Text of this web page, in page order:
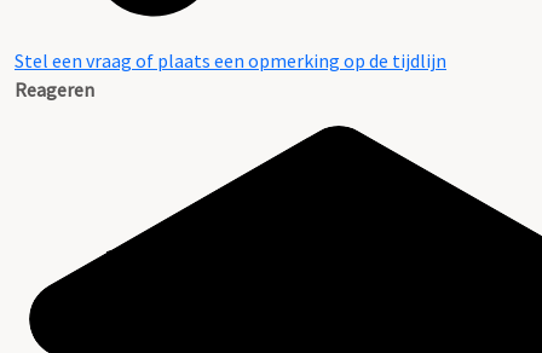
Stel een vraag of plaats een opmerking op de tijdlijn
Reageren